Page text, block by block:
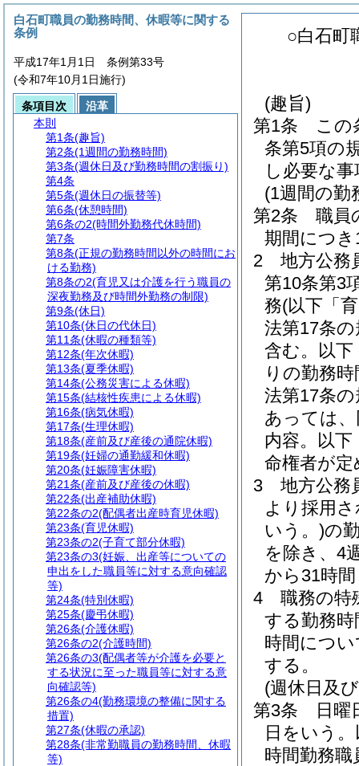
○白石町
(趣旨)
第1条
この
条第5項の
し必要な
(1週間の勤
第2条
職員
期間につ
2
地方公務
第10条第3
務(以下「
法第17条
含む。以下
りの勤務
法第17条
あっては
内容。以
命権者が定
3
地方公務
より採用
いう。)の
を除き、4
から31時
4
職務の特
する勤務
時間につ
する。
(週休日及
第3条
日曜
日をいう
時間勤務
白石町職員の勤務時間、休暇等に関する
条例
平成17年1月1日 条例第33号
(令和7年10月1日施行)
条項目次
沿革
本則
第1条(趣旨)
第2条(1週間の勤務時間)
第3条(週休日及び勤務時間の割振り)
第4条
第5条(週休日の振替等)
第6条(休憩時間)
第6条の2(時間外勤務代休時間)
第7条
第8条(正規の勤務時間以外の時間にお
ける勤務)
第8条の2(育児又は介護を行う職員の
深夜勤務及び時間外勤務の制限)
第9条(休日)
第10条(休日の代休日)
第11条(休暇の種類等)
第12条(年次休暇)
第13条(夏季休暇)
第14条(公務災害による休暇)
第15条(結核性疾患による休暇)
第16条(病気休暇)
第17条(生理休暇)
第18条(産前及び産後の通院休暇)
第19条(妊婦の通勤緩和休暇)
第20条(妊娠障害休暇)
第21条(産前及び産後の休暇)
第22条(出産補助休暇)
第22条の2(配偶者出産時育児休暇)
第23条(育児休暇)
第23条の2(子育て部分休暇)
第23条の3(妊娠、出産等についての
申出をした職員等に対する意向確認
等)
第24条(特別休暇)
第25条(慶弔休暇)
第26条(介護休暇)
第26条の2(介護時間)
第26条の3(配偶者等が介護を必要と
する状況に至った職員等に対する意
向確認等)
第26条の4(勤務環境の整備に関する
措置)
第27条(休暇の承認)
第28条(非常勤職員の勤務時間、休暇
等)